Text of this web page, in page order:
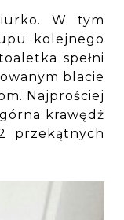
W tym
kolejnego
spełni
blacie
Najprościej
krawędź
przekątnych